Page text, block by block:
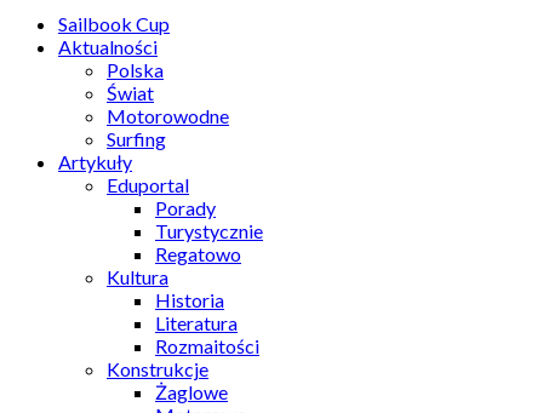
Sailbook Cup
Aktualności
Polska
Świat
Motorowodne
Surfing
Artykuły
Eduportal
Porady
Turystycznie
Regatowo
Kultura
Historia
Literatura
Rozmaitości
Konstrukcje
Żaglowe